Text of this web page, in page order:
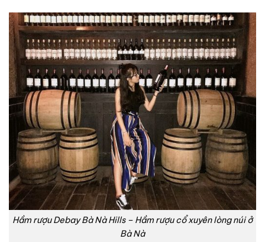
Hầm rượu Debay Bà Nà Hills – Hầm rượu cổ xuyên lòng núi ở
Bà Nà